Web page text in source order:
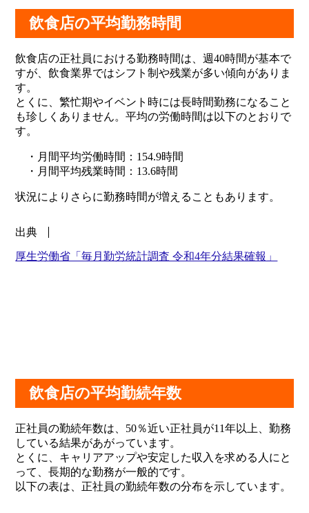
飲食店の平均勤務時間
飲食店の正社員における勤務時間は、週40時間が基本で
すが、飲食業界ではシフト制や残業が多い傾向がありま
す。
とくに、繁忙期やイベント時には長時間勤務になること
も珍しくありません。平均の労働時間は以下のとおりで
す。
・月間平均労働時間：154.9時間
・月間平均残業時間：13.6時間
状況によりさらに勤務時間が増えることもあります。
出典
厚生労働省「毎月勤労統計調査 令和4年分結果確報」
飲食店の平均勤続年数
正社員の勤続年数は、50％近い正社員が11年以上、勤務
している結果があがっています。
とくに、キャリアアップや安定した収入を求める人にと
って、長期的な勤務が一般的です。
以下の表は、正社員の勤続年数の分布を示しています。